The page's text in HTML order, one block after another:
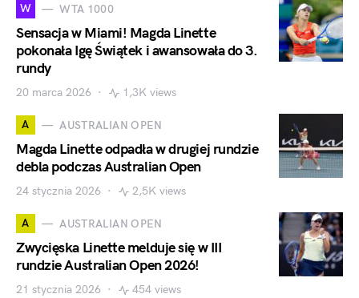
W WTA 1000
Sensacja w Miami! Magda Linette
pokonała Igę Świątek i awansowała do 3.
rundy
20 marca 2026 1,3K views
A AUSTRALIAN OPEN
Magda Linette odpadła w drugiej rundzie
debla podczas Australian Open
24 stycznia 2026 2,5K views
A AUSTRALIAN OPEN
Zwycięska Linette melduje się w III
rundzie Australian Open 2026!
21 stycznia 2026 454 views